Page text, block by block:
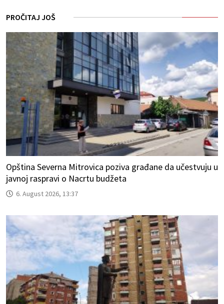
PROČITAJ JOŠ
Opština Severna Mitrovica poziva građane da učestvuju u
javnoj raspravi o Nacrtu budžeta
6. August 2026, 13:37